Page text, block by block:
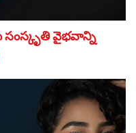
వైభవాన్ని